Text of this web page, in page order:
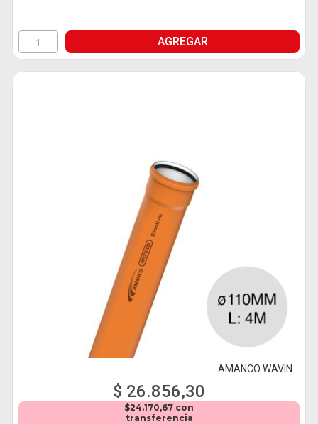
AGREGAR
AMANCO WAVIN
$ 26.856,30
$24.170,67 con
transferencia